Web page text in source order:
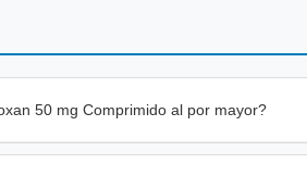
50 mg Comprimido al por mayor?